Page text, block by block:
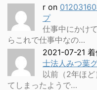
r on
プ
仕事中にかけ
らこれで仕事中なの…
2021-07-21 着
士法人みつ葉
以前（2年ほ
てしまったようで…